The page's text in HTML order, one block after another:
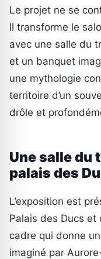
Le projet ne se
Il transforme le
avec une salle du
et un banquet
une mythologie
territoire d’un
drôle et
Une salle du
palais des
L’exposition est
Palais des Ducs et
cadre qui donne
imaginé par